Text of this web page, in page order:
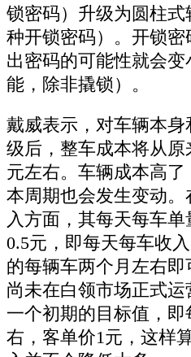
锁密码）升级为圆柱
种开锁密码）。开锁
出密码的可能性就会
能，除非撬锁）。
戴威表示，对车辆本
级后，整车成本将从原
元左右。车辆成本高
本周期也会发生变动
入方面，其每天每车
0.5元，即每天每车收
的每辆车两个月左右
尚未在白领市场正式
一个初期的目标值，
右，客单价1元，这样